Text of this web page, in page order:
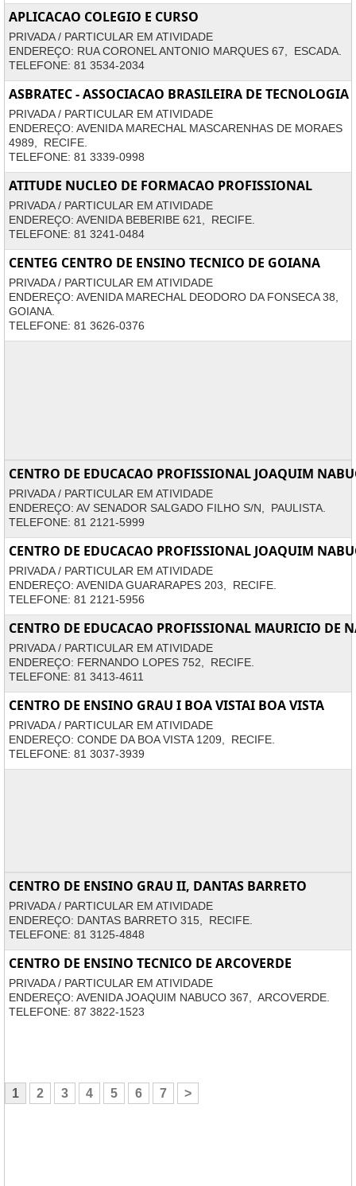
APLICACAO COLEGIO E CURSO
PRIVADA / PARTICULAR EM ATIVIDADE
ENDEREÇO: RUA CORONEL ANTONIO MARQUES 67, ESCADA.
TELEFONE: 81 3534-2034
ASBRATEC - ASSOCIACAO BRASILEIRA DE TECNOLOGIA
PRIVADA / PARTICULAR EM ATIVIDADE
ENDEREÇO: AVENIDA MARECHAL MASCARENHAS DE MORAES
4989, RECIFE.
TELEFONE: 81 3339-0998
ATITUDE NUCLEO DE FORMACAO PROFISSIONAL
PRIVADA / PARTICULAR EM ATIVIDADE
ENDEREÇO: AVENIDA BEBERIBE 621, RECIFE.
TELEFONE: 81 3241-0484
CENTEG CENTRO DE ENSINO TECNICO DE GOIANA
PRIVADA / PARTICULAR EM ATIVIDADE
ENDEREÇO: AVENIDA MARECHAL DEODORO DA FONSECA 38,
GOIANA.
TELEFONE: 81 3626-0376
CENTRO DE EDUCACAO PROFISSIONAL JOAQUIM
PRIVADA / PARTICULAR EM ATIVIDADE
ENDEREÇO: AV SENADOR SALGADO FILHO S/N, PAULISTA.
TELEFONE: 81 2121-5999
CENTRO DE EDUCACAO PROFISSIONAL JOAQUIM
PRIVADA / PARTICULAR EM ATIVIDADE
ENDEREÇO: AVENIDA GUARARAPES 203, RECIFE.
TELEFONE: 81 2121-5956
CENTRO DE EDUCACAO PROFISSIONAL MAURICIO DE
PRIVADA / PARTICULAR EM ATIVIDADE
ENDEREÇO: FERNANDO LOPES 752, RECIFE.
TELEFONE: 81 3413-4611
CENTRO DE ENSINO GRAU I BOA VISTAI BOA VISTA
PRIVADA / PARTICULAR EM ATIVIDADE
ENDEREÇO: CONDE DA BOA VISTA 1209, RECIFE.
TELEFONE: 81 3037-3939
CENTRO DE ENSINO GRAU II, DANTAS BARRETO
PRIVADA / PARTICULAR EM ATIVIDADE
ENDEREÇO: DANTAS BARRETO 315, RECIFE.
TELEFONE: 81 3125-4848
CENTRO DE ENSINO TECNICO DE ARCOVERDE
PRIVADA / PARTICULAR EM ATIVIDADE
ENDEREÇO: AVENIDA JOAQUIM NABUCO 367, ARCOVERDE.
TELEFONE: 87 3822-1523
1 2 3 4 5 6 7 >